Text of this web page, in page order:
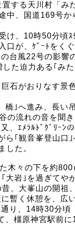
する天川村「み
、国道169号
、10時50分頃
が、ｹﾞｰﾄをく
台風22号の影
た迫力ある｢み
石がおりなす
｣へ進み、長
流れの音を聞
ｴﾒﾗﾙﾄﾞｸﾞﾘｰ
｢観音峯登山
した。
々の下を約
岩｣を過ぎて
、大峯山の開
く休憩を、
、14時30分
橿原神宮駅前に